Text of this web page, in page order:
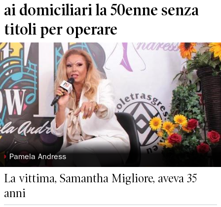
ai domiciliari la 50enne senza
titoli per operare
◗ Pamela Andress
La vittima, Samantha Migliore, aveva 35
anni